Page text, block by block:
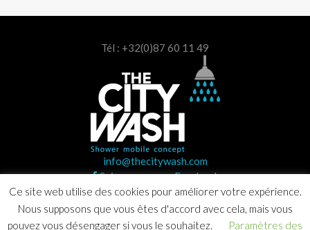
Tél : +32(0)87 60 11 49
info@thecitywash.com
Suivez-nous sur Facebook
Ce site web utilise des cookies pour améliorer votre expérience.
Nous supposons que vous êtes d'accord avec cela, mais vous
pouvez vous désengager si vous le souhaitez.
Paramètres des